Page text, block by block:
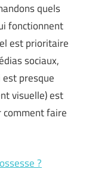
quels
fonctionnent
est prioritaire
sociaux,
presque
visuelle) est
comment faire
?